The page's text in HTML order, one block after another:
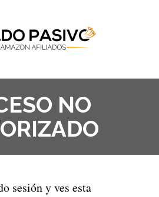
NO
sesión y ves esta